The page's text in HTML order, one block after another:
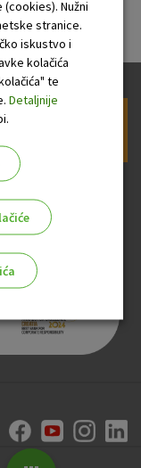
Nužni
stranice.
iskustvo i
kolačića
te
Detaljnije
Nužni kolačići